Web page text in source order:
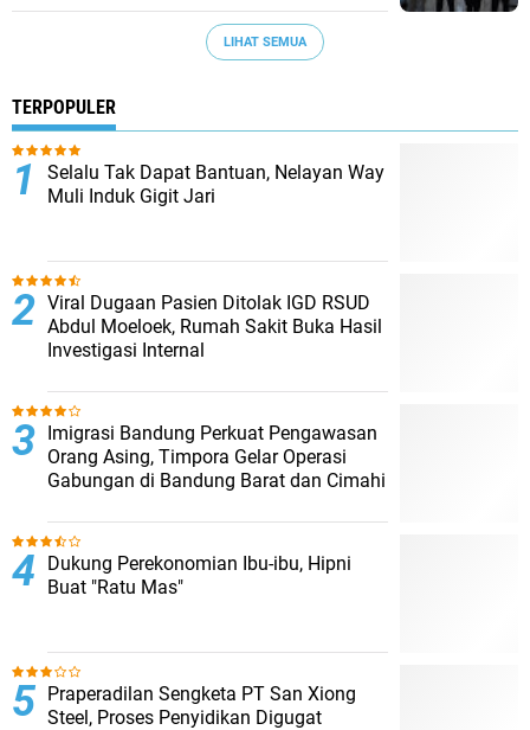
LIHAT SEMUA
TERPOPULER
Selalu Tak Dapat Bantuan, Nelayan Way
Muli Induk Gigit Jari
Viral Dugaan Pasien Ditolak IGD RSUD
Abdul Moeloek, Rumah Sakit Buka Hasil
Investigasi Internal
Imigrasi Bandung Perkuat Pengawasan
Orang Asing, Timpora Gelar Operasi
Gabungan di Bandung Barat dan Cimahi
Dukung Perekonomian Ibu-ibu, Hipni
Buat "Ratu Mas"
Praperadilan Sengketa PT San Xiong
Steel, Proses Penyidikan Digugat